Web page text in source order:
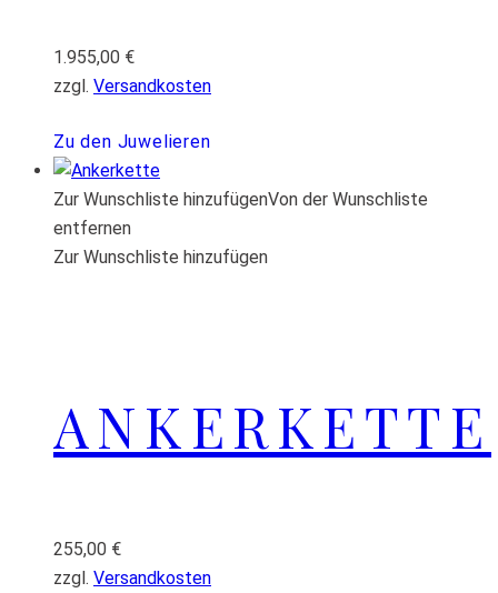
1.955,00 €
zzgl. Versandkosten
Zu den Juwelieren
Zur Wunschliste hinzufügenVon der Wunschliste
entfernen
Zur Wunschliste hinzufügen
ANKERKETTE
255,00 €
zzgl. Versandkosten